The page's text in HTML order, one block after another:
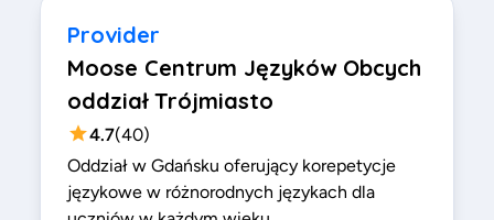
Provider
Moose Centrum Języków Obcych
oddział Trójmiasto
4.7(40)
Oddział w Gdańsku oferujący korepetycje
językowe w różnorodnych językach dla